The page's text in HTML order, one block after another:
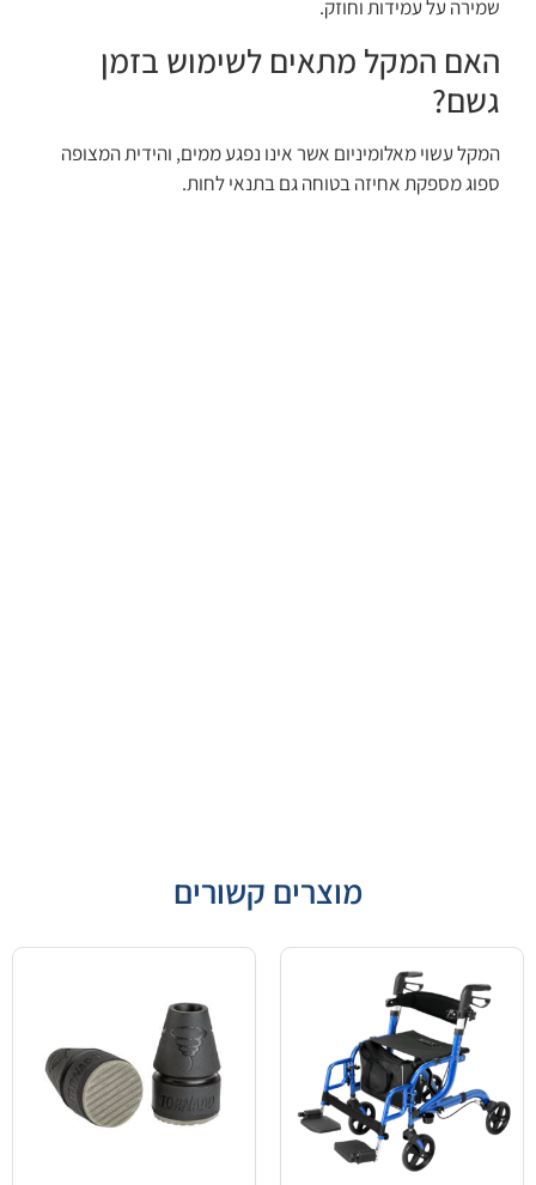
שמירה על עמידות וחוזק.
האם המקל מתאים לשימוש בזמן
גשם?
המקל עשוי מאלומיניום אשר אינו נפגע ממים, והידית המצופה
ספוג מספקת אחיזה בטוחה גם בתנאי לחות.
מוצרים קשורים